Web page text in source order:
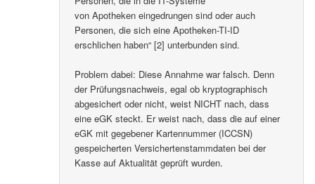
von Apotheken eingedrungen sind oder auch
Personen, die sich eine Apotheken-TI-ID
erschlichen haben“ [2] unterbunden sind.
Problem dabei: Diese Annahme war falsch. Denn
der Prüfungsnachweis, egal ob kryptographisch
abgesichert oder nicht, weist NICHT nach, dass
eine eGK steckt. Er weist nach, dass die auf einer
eGK mit gegebener Kartennummer (ICCSN)
gespeicherten Versichertenstammdaten bei der
Kasse auf Aktualität geprüft wurden.